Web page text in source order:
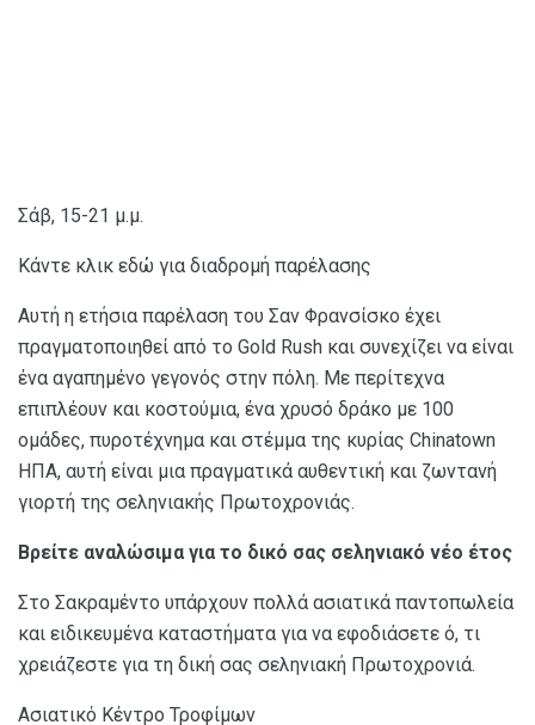
Σάβ, 15-21 μ.μ.
Κάντε κλικ εδώ για διαδρομή παρέλασης
Αυτή η ετήσια παρέλαση του Σαν Φρανσίσκο έχει
πραγματοποιηθεί από το Gold Rush και συνεχίζει να είναι
ένα αγαπημένο γεγονός στην πόλη. Με περίτεχνα
επιπλέουν και κοστούμια, ένα χρυσό δράκο με 100
ομάδες, πυροτέχνημα και στέμμα της κυρίας Chinatown
ΗΠΑ, αυτή είναι μια πραγματικά αυθεντική και ζωντανή
γιορτή της σεληνιακής Πρωτοχρονιάς.
Βρείτε αναλώσιμα για το δικό σας σεληνιακό νέο έτος
Στο Σακραμέντο υπάρχουν πολλά ασιατικά παντοπωλεία
και ειδικευμένα καταστήματα για να εφοδιάσετε ό, τι
χρειάζεστε για τη δική σας σεληνιακή Πρωτοχρονιά.
Ασιατικό Κέντρο Τροφίμων